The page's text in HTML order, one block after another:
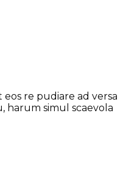
re pudiare ad versa
harum simul scaevola